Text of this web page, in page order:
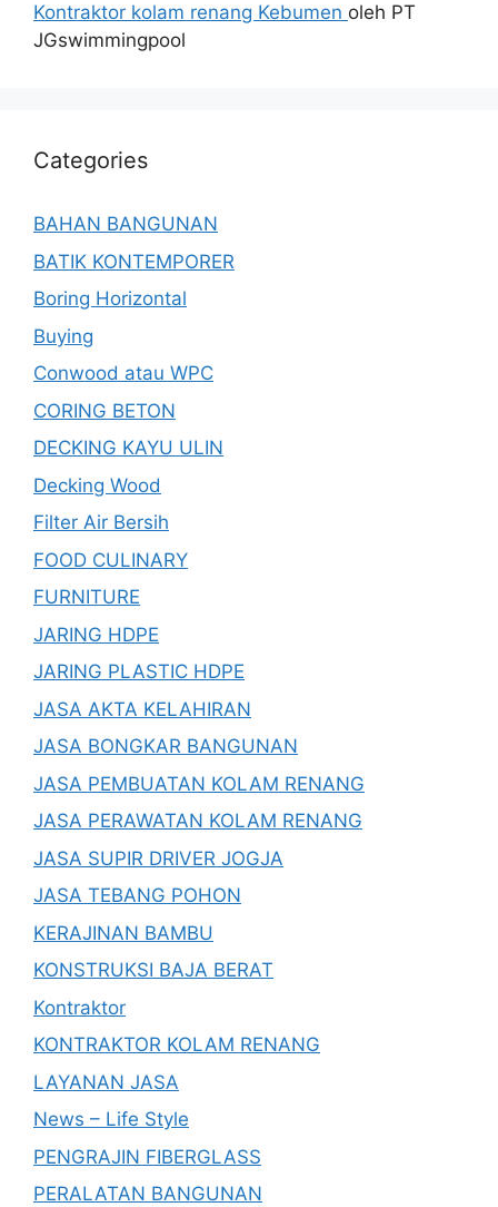
Kontraktor kolam renang Kebumen oleh PT
JGswimmingpool
Categories
BAHAN BANGUNAN
BATIK KONTEMPORER
Boring Horizontal
Buying
Conwood atau WPC
CORING BETON
DECKING KAYU ULIN
Decking Wood
Filter Air Bersih
FOOD CULINARY
FURNITURE
JARING HDPE
JARING PLASTIC HDPE
JASA AKTA KELAHIRAN
JASA BONGKAR BANGUNAN
JASA PEMBUATAN KOLAM RENANG
JASA PERAWATAN KOLAM RENANG
JASA SUPIR DRIVER JOGJA
JASA TEBANG POHON
KERAJINAN BAMBU
KONSTRUKSI BAJA BERAT
Kontraktor
KONTRAKTOR KOLAM RENANG
LAYANAN JASA
News – Life Style
PENGRAJIN FIBERGLASS
PERALATAN BANGUNAN